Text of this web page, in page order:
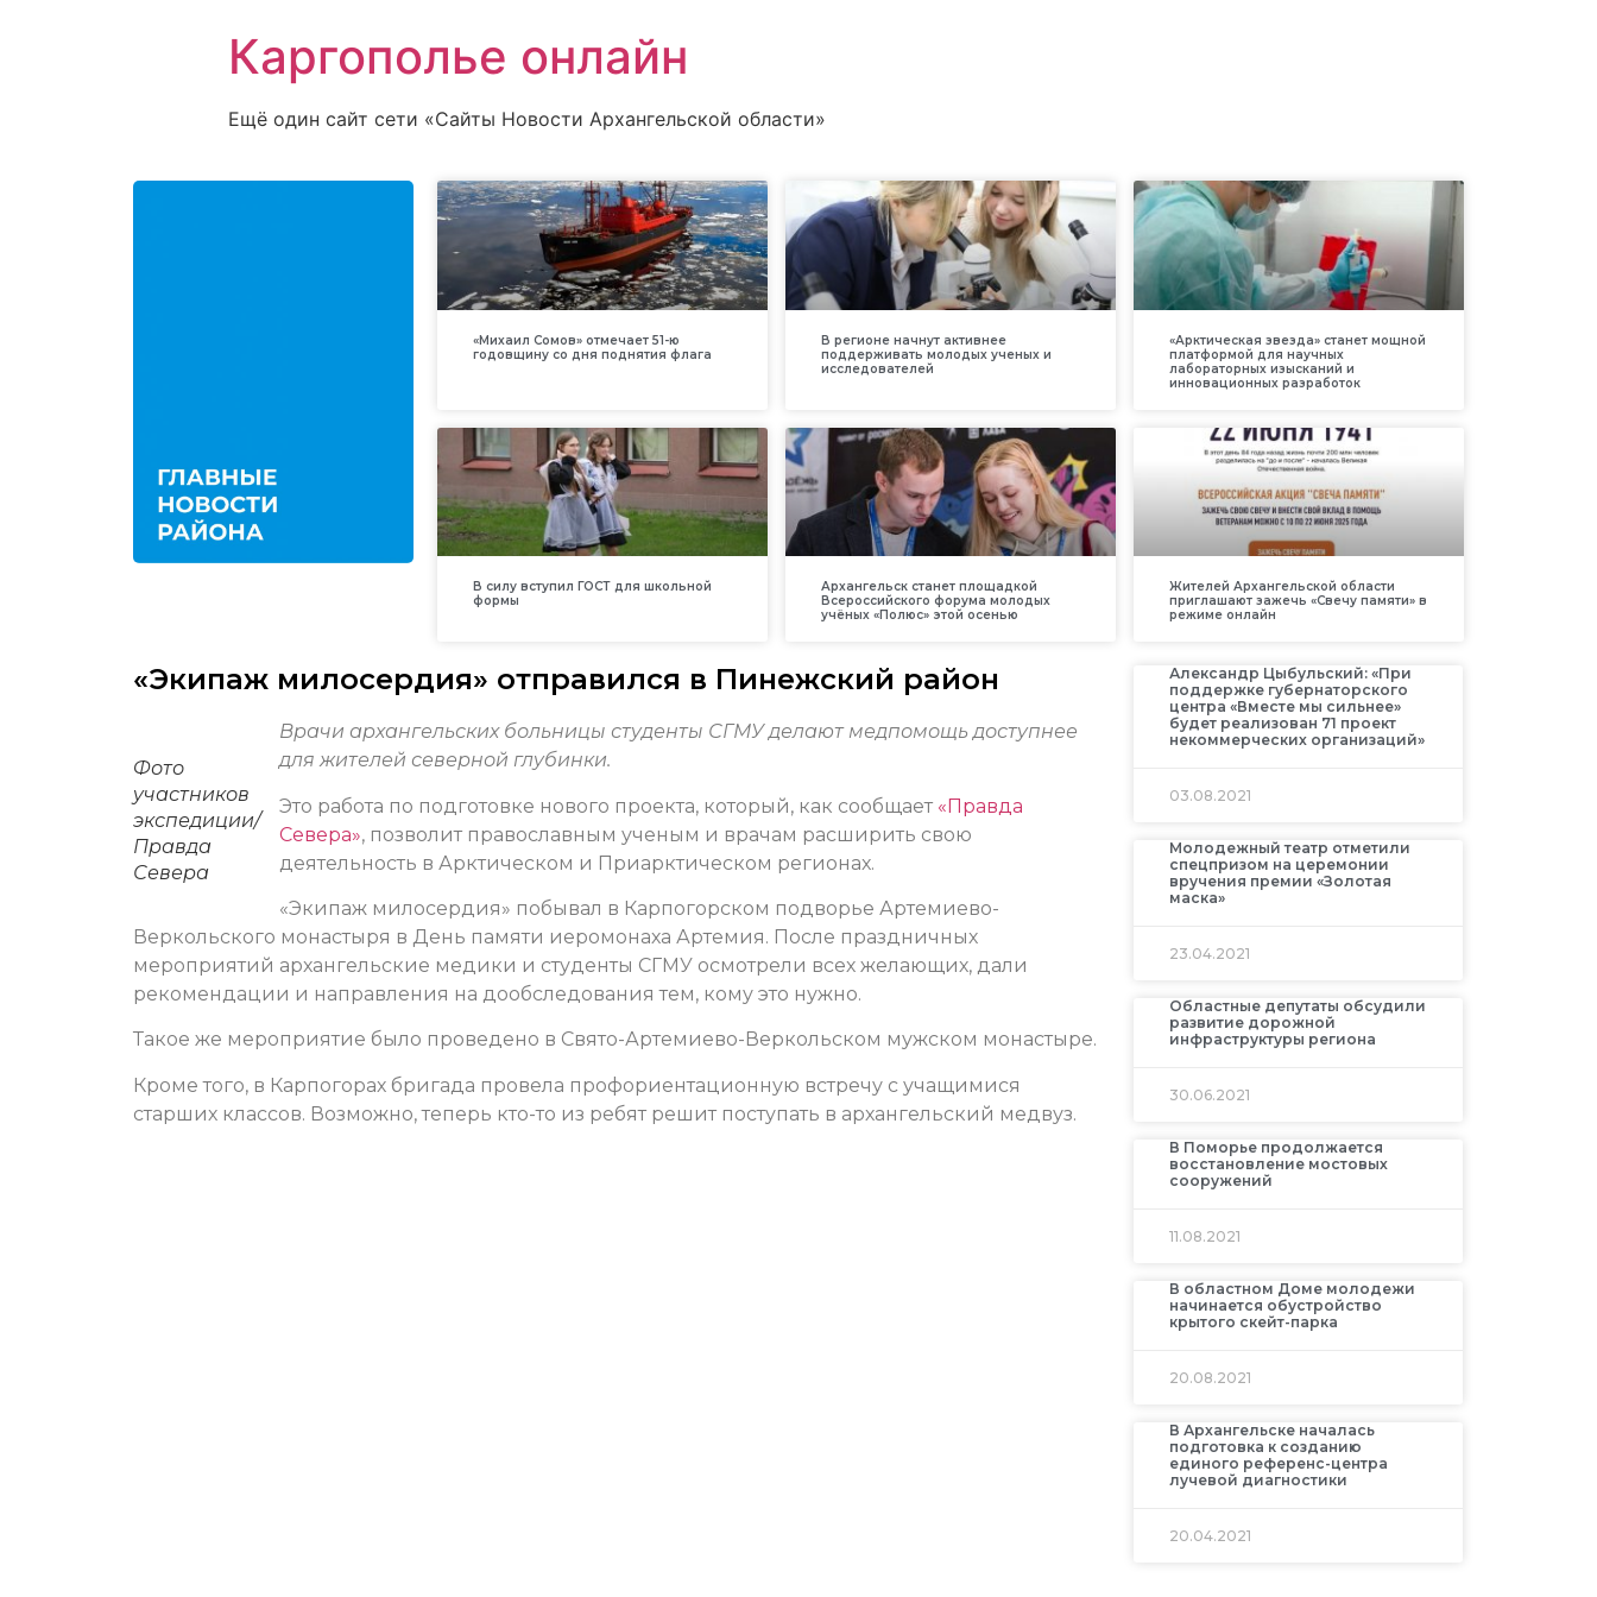
Каргополье онлайн
Ещё один сайт сети «Сайты Новости Архангельской области»
«Михаил Сомов» отмечает 51-ю
годовщину со дня поднятия флага
В регионе начнут активнее
поддерживать молодых ученых и
исследователей
«Арктическая звезда» станет мощной
платформой для научных
лабораторных изысканий и
инновационных разработок
В силу вступил ГОСТ для школьной
формы
Архангельск станет площадкой
Всероссийского форума молодых
учёных «Полюс» этой осенью
Жителей Архангельской области
приглашают зажечь «Свечу памяти» в
режиме онлайн
«Экипаж милосердия» отправился в Пинежский район
Фото
участников
экспедиции/
Правда
Севера
Врачи архангельских больницы студенты СГМУ делают медпомощь доступнее
для жителей северной глубинки.
Это работа по подготовке нового проекта, который, как сообщает «Правда
Севера», позволит православным ученым и врачам расширить свою
деятельность в Арктическом и Приарктическом регионах.
«Экипаж милосердия» побывал в Карпогорском подворье Артемиево-
Веркольского монастыря в День памяти иеромонаха Артемия. После праздничных
мероприятий архангельские медики и студенты СГМУ осмотрели всех желающих, дали
рекомендации и направления на дообследования тем, кому это нужно.
Такое же мероприятие было проведено в Свято-Артемиево-Веркольском мужском монастыре.
Кроме того, в Карпогорах бригада провела профориентационную встречу с учащимися
старших классов. Возможно, теперь кто-то из ребят решит поступать в архангельский медвуз.
Александр Цыбульский: «При
поддержке губернаторского
центра «Вместе мы сильнее»
будет реализован 71 проект
некоммерческих организаций»
03.08.2021
Молодежный театр отметили
спецпризом на церемонии
вручения премии «Золотая
маска»
23.04.2021
Областные депутаты обсудили
развитие дорожной
инфраструктуры региона
30.06.2021
В Поморье продолжается
восстановление мостовых
сооружений
11.08.2021
В областном Доме молодежи
начинается обустройство
крытого скейт-парка
20.08.2021
В Архангельске началась
подготовка к созданию
единого референс-центра
лучевой диагностики
20.04.2021